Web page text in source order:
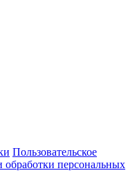
Пользовательское
персональных